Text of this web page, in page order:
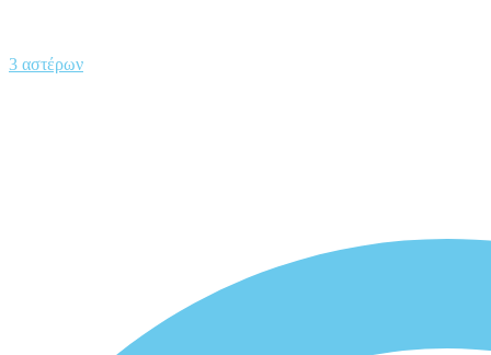
3 αστέρων